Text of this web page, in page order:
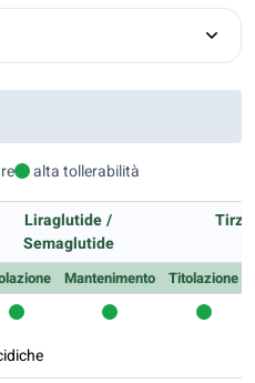
alta tollerabilità
Liraglutide /
Semaglutide
Mantenimento Titolazione